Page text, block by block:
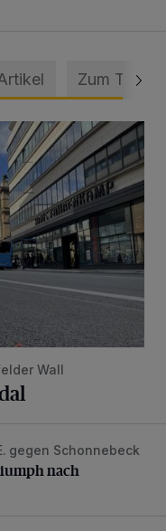
Zum Thema
Wall
nach
gegen Schonnebeck
nach